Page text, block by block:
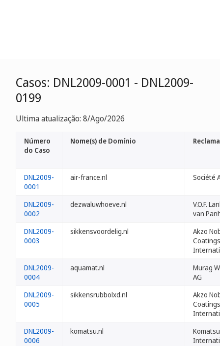
Casos: DNL2009-0001 - DNL2009-
0199
Ultima atualização: 8/Ago/2026
Número
do Caso
Nome(s) de Domínio
DNL2009-
0001
air-france.nl Société
DNL2009-
0002
dezwaluwhoeve.nl
V.O.F.
van
DNL2009-
0003
sikkensvoordelig.nl
Akzo
Coatings
DNL2009-
0004
aquamat.nl
Murag
AG
DNL2009-
0005
sikkensrubbolxd.nl
Akzo
Coatings
DNL2009-
0006
komatsu.nl